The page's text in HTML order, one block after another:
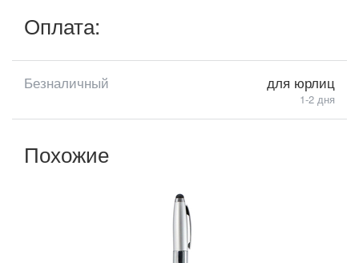
Оплата:
Безналичный для юрлиц
1-2 дня
Похожие